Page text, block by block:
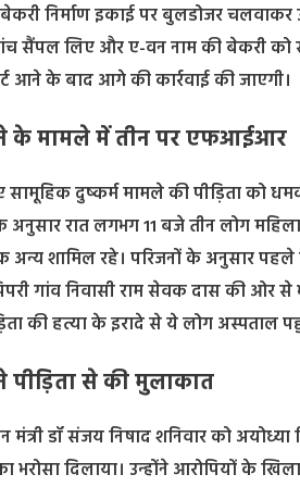
निर्माण इकाई पर बुलडोजर चलवाकर
सैंपल लिए और ए-वन नाम की बेकरी को
आने के बाद आगे की कार्रवाई की जाएगी।
के मामले में तीन पर एफआईआर
सामूहिक दुष्कर्म मामले की पीड़िता को
अनुसार रात लगभग 11 बजे तीन लोग
अन्य शामिल रहे। परिजनों के अनुसार
गांव निवासी राम सेवक दास की ओर से
की हत्या के इरादे से ये लोग अस्पताल
पीड़िता से की मुलाकात
मंत्री डॉ संजय निषाद शनिवार को
भरोसा दिलाया। उन्होंने आरोपियों के